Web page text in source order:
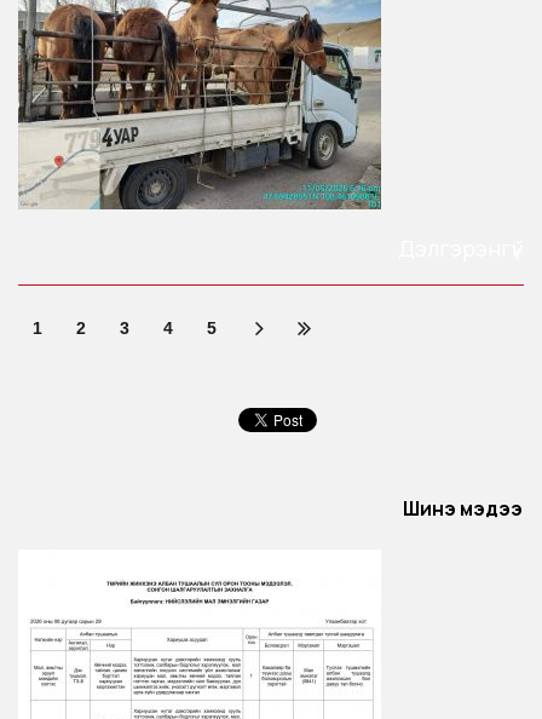
1 2 3 4 5
Шинэ мэдээ